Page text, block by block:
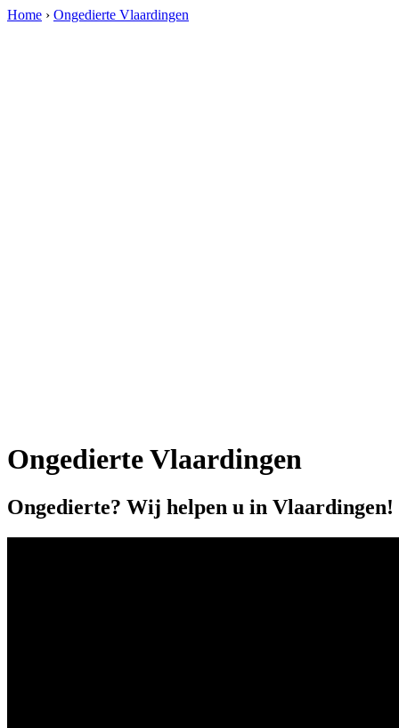
Home › Ongedierte Vlaardingen
Ongedierte Vlaardingen
Ongedierte? Wij helpen u in Vlaardingen!